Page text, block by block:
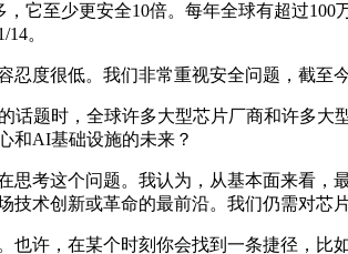
至少更安全10倍。每年全球有超过100
。
很低。我们非常重视安全问题，截至
题时，全球许多大型芯片厂商和许多大
和AI基础设施的未来？
这个问题。我认为，从基本面来看，
术创新或革命的最前沿。我们仍需对芯
，在某个时刻你会找到一条捷径，比